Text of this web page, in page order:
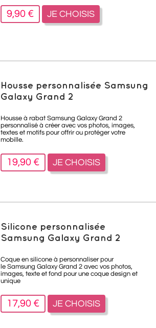
9,90 € JE CHOISIS
Housse personnalisée Samsung
Galaxy Grand 2
Housse à rabat Samsung Galaxy Grand 2
personnalisé à créer avec vos photos, images,
textes et motifs pour offrir ou protéger votre
mobille.
19,90 € JE CHOISIS
Silicone personnalisée
Samsung Galaxy Grand 2
Coque en silicone à personnaliser pour
le Samsung Galaxy Grand 2 avec vos photos,
images, texte et fond pour une coque design et
unique
17,90 € JE CHOISIS